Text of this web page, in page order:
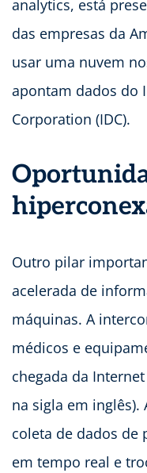
analytics, está
das empresas da
usar uma nuvem
apontam dados do
Corporation (IDC).
Outro pilar
acelerada de
máquinas. A
médicos e
chegada da
na sigla em
coleta de dados de
em tempo real e